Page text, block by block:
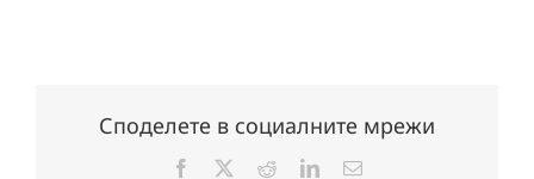
Споделете в социалните мрежи
Facebook RedditLinkedInЕлектронна